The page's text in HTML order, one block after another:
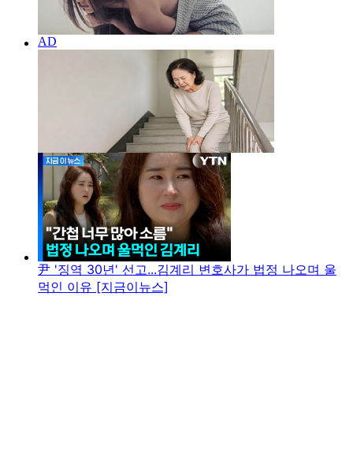
尹 '징역 30년' 선고...김계리 변호사가 법정 나오며 울
먹인 이유 [지금이뉴스]